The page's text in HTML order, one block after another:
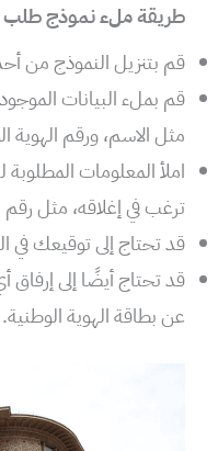
طريقة ملء نموذج
قم بتنزيل النموذج من
قم بملء البيانات
مثل الاسم، ورقم الهوية
املأ المعلومات
ترغب في إغلاقه، مثل
قد تحتاج إلى توقيعك في
قد تحتاج أيضًا إلى
عن بطاقة الهوية الوطنية.